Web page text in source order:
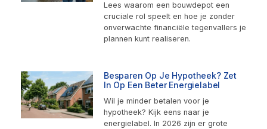
Lees waarom een bouwdepot een
cruciale rol speelt en hoe je zonder
onverwachte financiële tegenvallers je
plannen kunt realiseren.
Besparen Op Je Hypotheek? Zet
In Op Een Beter Energielabel
Wil je minder betalen voor je
hypotheek? Kijk eens naar je
energielabel. In 2026 zijn er grote